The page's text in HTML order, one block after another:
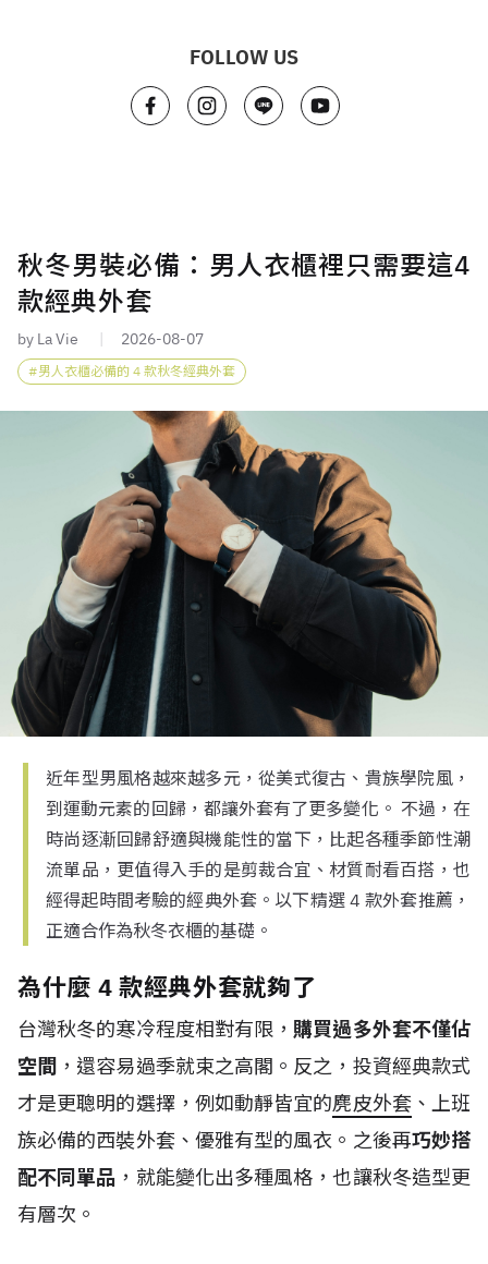
FOLLOW US
秋冬男裝必備：男人衣櫃裡只需要這4
款經典外套
by La Vie 2026-08-07
男人衣櫃必備的 4 款秋冬經典外套
近年型男風格越來越多元，從美式復古、貴族學院風，
到運動元素的回歸，都讓外套有了更多變化。 不過，在
時尚逐漸回歸舒適與機能性的當下，比起各種季節性潮
流單品，更值得入手的是剪裁合宜、材質耐看百搭，也
經得起時間考驗的經典外套。以下精選 4 款外套推薦，
正適合作為秋冬衣櫃的基礎。
為什麼 4 款經典外套就夠了
台灣秋冬的寒冷程度相對有限， 購買過多外套不僅佔
空間 ，還容易過季就束之高閣。反之，投資經典款式
才是更聰明的選擇，例如動靜皆宜的麂皮外套、上班
族必備的西裝外套、優雅有型的風衣。之後再巧妙搭
配不同單品 ，就能變化出多種風格，也讓秋冬造型更
有層次。